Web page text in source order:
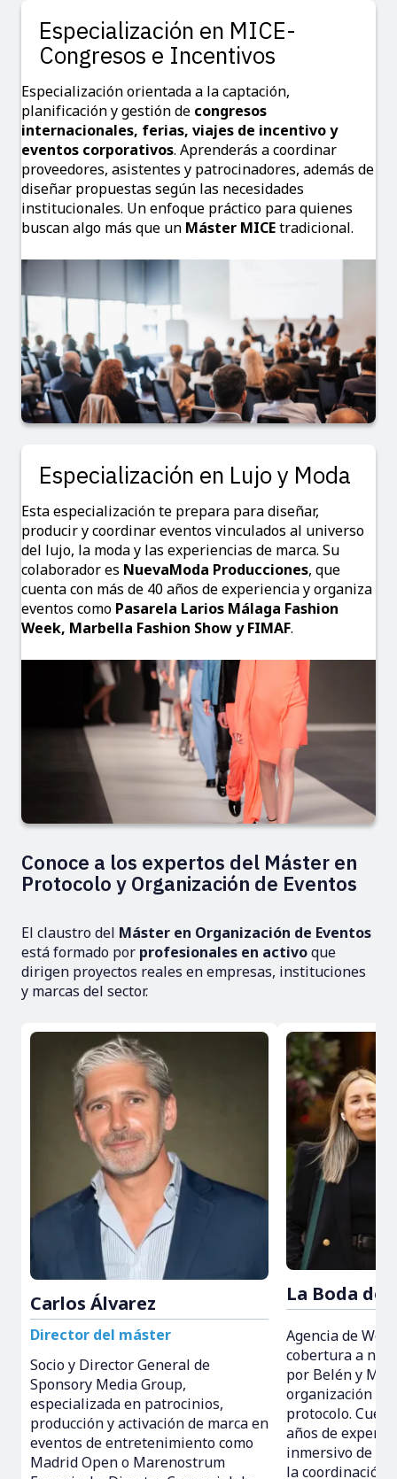
Especialización en MICE-
Congresos e Incentivos
Especialización orientada a la captación,
planificación y gestión de congresos
internacionales, ferias, viajes de incentivo y
eventos corporativos. Aprenderás a coordinar
proveedores, asistentes y patrocinadores, además de
diseñar propuestas según las necesidades
institucionales. Un enfoque práctico para quienes
buscan algo más que un Máster MICEtradicional.
Especialización en Lujo y Moda
Esta especialización te prepara para diseñar,
producir y coordinar eventos vinculados al universo
del lujo, la moda y las experiencias de marca. Su
colaborador es NuevaModa Producciones, que
cuenta con más de 40 años de experiencia y organiza
eventos como Pasarela Larios Málaga Fashion
Week, Marbella Fashion Show y FIMAF.
Conoce a los expertos del Máster en
Protocolo y Organización de Eventos
El claustro del Máster en Organización de Eventos
está formado por profesionales en activoque
dirigen proyectos reales en empresas, instituciones
y marcas del sector.
Carlos Álvarez
Director del máster
Socio y Director General de
Sponsory Media Group,
especializada en patrocinios,
producción y activación de marca en
eventos de entretenimiento como
Madrid Open o Marenostrum
La Boda de
Agencia de
cobertura a
por Belén y
organización de
protocolo.
años de
inmersivo de
la coordinación